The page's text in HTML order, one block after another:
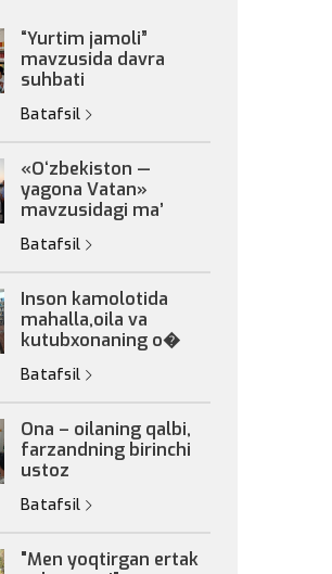
“Yurtim jamoli”
mavzusida davra
suhbati
Batafsil
«Oʻzbekiston —
yagona Vatan»
mavzusidagi maʼ
Batafsil
Inson kamolotida
mahalla,oila va
kutubxonaning o�
Batafsil
Ona – oilaning qalbi,
farzandning birinchi
ustoz
Batafsil
"Men yoqtirgan ertak